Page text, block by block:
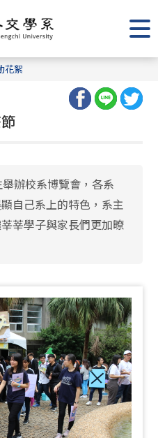
花絮
辦校系博覽會，各系
自己系上的特色，系主
莘學子與家長們更加暸